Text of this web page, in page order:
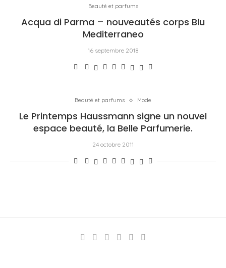
Beauté et parfums
Acqua di Parma – nouveautés corps Blu
Mediterraneo
16 septembre 2018
Beauté et parfums Mode
Le Printemps Haussmann signe un nouvel
espace beauté, la Belle Parfumerie.
24 octobre 2011